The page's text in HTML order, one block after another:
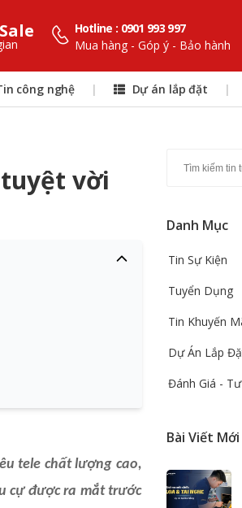
Hotline : 0901 993 997
Mua hàng - Góp ý - Bảo hành
công nghệ | Dự án lắp đặt |
tuyệt vời
tele chất lượng cao,
cự được ra mắt trước
Danh Mục
Tin Sự Kiện
Tuyển Dụng
Tin Khuyến
Dự Án Lắp
Đánh Giá -
Bài Viết Mới